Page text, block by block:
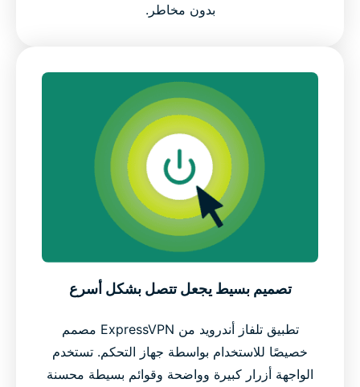
بدون مخاطر.
تصميم بسيط يجعل تتصل بشكل أسرع
تطبيق تلفاز أندرويد من ExpressVPN مصمم
خصيصًا للاستخدام بواسطة جهاز التحكم. تستخدم
الواجهة أزرار كبيرة وواضحة وقوائم بسيطة محسنة